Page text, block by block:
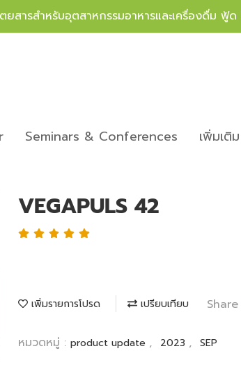
ยสารสำหรับอุตสาหกรรมอาหารและเครื่องดื่ม ฟู้
Seminars & Conferences เพิ่มเติม
VEGAPULS 42
เพิ่มรายการโปรด เปรียบเทียบ Share
หมวดหมู่ : product update , 2023 , SEP